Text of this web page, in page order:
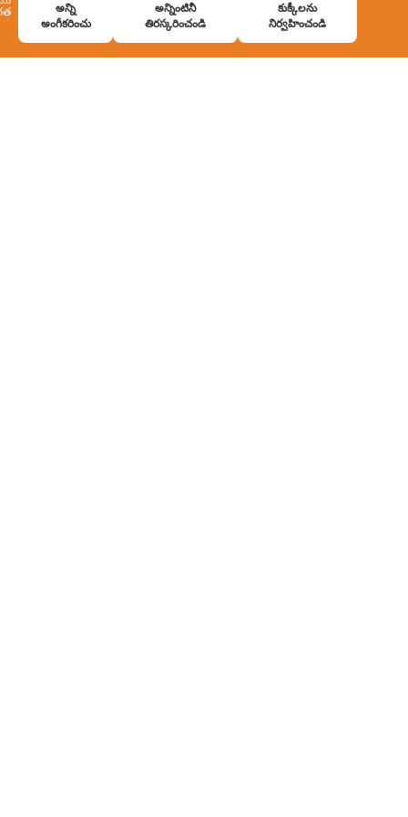
అన్ని
అంగీకరించు
అన్నింటినీ
తిరస్కరించండి
కుక్కీలను
నిర్వహించండి